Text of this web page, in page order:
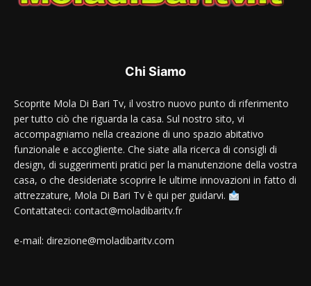
Chi Siamo
Scoprite Mola Di Bari Tv, il vostro nuovo punto di riferimento
per tutto ciò che riguarda la casa. Sul nostro sito, vi
accompagniamo nella creazione di uno spazio abitativo
funzionale e accogliente. Che siate alla ricerca di consigli di
design, di suggerimenti pratici per la manutenzione della vostra
casa, o che desideriate scoprire le ultime innovazioni in fatto di
attrezzature, Mola Di Bari Tv è qui per guidarvi.
Contattateci: contact@moladibaritv.fr
e-mail: direzione@moladibaritv.com